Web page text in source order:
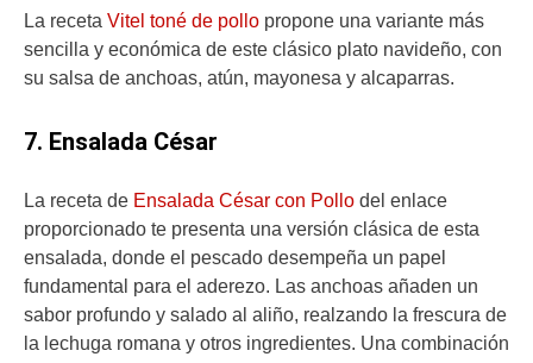
La receta Vitel toné de pollo propone una variante más
sencilla y económica de este clásico plato navideño, con
su salsa de anchoas, atún, mayonesa y alcaparras.
7. Ensalada César
La receta de Ensalada César con Pollo del enlace
proporcionado te presenta una versión clásica de esta
ensalada, donde el pescado desempeña un papel
fundamental para el aderezo. Las anchoas añaden un
sabor profundo y salado al aliño, realzando la frescura de
la lechuga romana y otros ingredientes. Una combinación